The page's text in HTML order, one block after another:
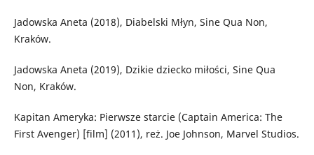
Jadowska Aneta (2018), Diabelski Młyn, Sine Qua Non,
Kraków.
Jadowska Aneta (2019), Dzikie dziecko miłości, Sine Qua
Non, Kraków.
Kapitan Ameryka: Pierwsze starcie (Captain America: The
First Avenger) [film] (2011), reż. Joe Johnson, Marvel Studios.